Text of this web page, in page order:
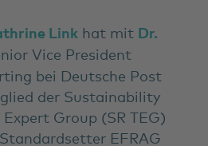
Link hat mit Dr.
Vice President
bei Deutsche Post
der Sustainability
Group (SR TEG)
EFRAG